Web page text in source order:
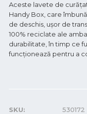
Aceste lavete de
Handy Box, care
de deschis, ușor de
100% reciclate ale
durabilitate, în timp ce
funcționează pentru a
SKU:
530172